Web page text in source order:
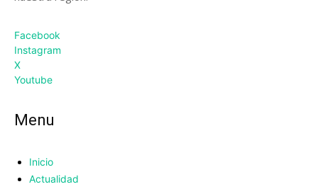
Facebook
Instagram
X
Youtube
Menu
Inicio
Actualidad